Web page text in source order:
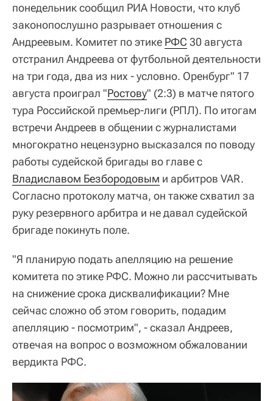
понедельник сообщил РИА Новости, что клуб
законопослушно разрывает отношения с
Андреевым. Комитет по этике РФС 30 августа
отстранил Андреева от футбольной деятельности
на три года, два из них - условно. Оренбург" 17
августа проиграл "Ростову" (2:3) в матче пятого
тура Российской премьер-лиги (РПЛ). По итогам
встречи Андреев в общении с журналистами
многократно нецензурно высказался по поводу
работы судейской бригады во главе с
Владиславом Безбородовым и арбитров VAR.
Согласно протоколу матча, он также схватил за
руку резервного арбитра и не давал судейской
бригаде покинуть поле.
"Я планирую подать апелляцию на решение
комитета по этике РФС. Можно ли рассчитывать
на снижение срока дисквалификации? Мне
сейчас сложно об этом говорить, подадим
апелляцию - посмотрим", - сказал Андреев,
отвечая на вопрос о возможном обжаловании
вердикта РФС.